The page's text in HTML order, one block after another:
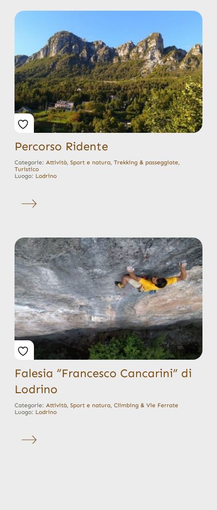
Percorso Ridente
Categorie: Attività, Sport e natura, Trekking & passeggiate,
Turistico
Luogo: Lodrino
Falesia “Francesco Cancarini” di
Lodrino
Categorie: Attività, Sport e natura, Climbing & Vie Ferrate
Luogo: Lodrino